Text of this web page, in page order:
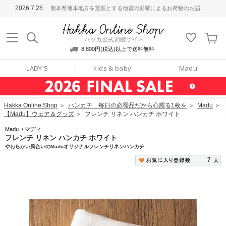
2026.7.28 熊本県熊本地方を震源とする地震の影響によるお荷物のお届けについて
8,800円(税込)以上で送料無料
LADY'S kids & baby Madu
通販サイト
Hakka Online Shop ＞ ハンカチ 毎日の必需品だから心躍る1枚を ＞ Madu ＞
【Madu】ウェア＆グッズ ＞ フレンチ リネン ハンカチ ホワイト
Madu / マディ
フレンチ リネン ハンカチ ホワイト
やわらかい風合いのMaduオリジナルフレンチリネンハンカチ
7